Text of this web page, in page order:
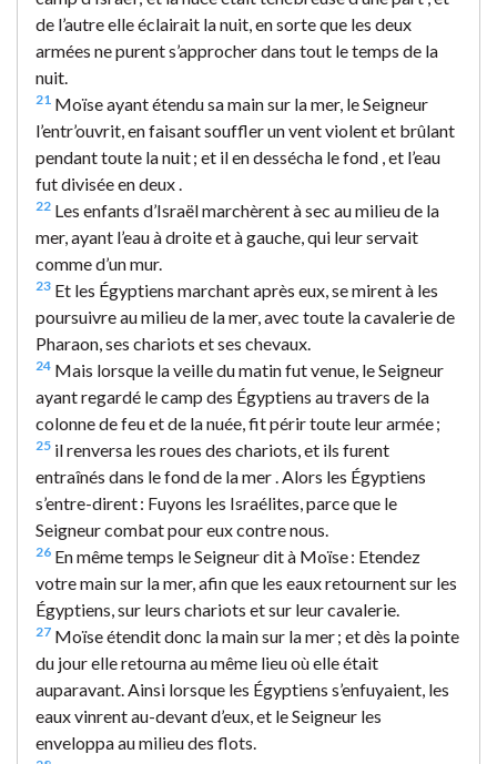
de l’autre elle éclairait la nuit, en sorte que les deux
armées ne purent s’approcher dans tout le temps de la
nuit.
21 Moïse ayant étendu sa main sur la mer, le Seigneur
l’entr’ouvrit, en faisant souffler un vent violent et brûlant
pendant toute la nuit ; et il en dessécha le fond , et l’eau
fut divisée en deux .
22 Les enfants d’Israël marchèrent à sec au milieu de la
mer, ayant l’eau à droite et à gauche, qui leur servait
comme d’un mur.
23 Et les Égyptiens marchant après eux, se mirent à les
poursuivre au milieu de la mer, avec toute la cavalerie de
Pharaon, ses chariots et ses chevaux.
24 Mais lorsque la veille du matin fut venue, le Seigneur
ayant regardé le camp des Égyptiens au travers de la
colonne de feu et de la nuée, fit périr toute leur armée ;
25 il renversa les roues des chariots, et ils furent
entraînés dans le fond de la mer . Alors les Égyptiens
s’entre-dirent : Fuyons les Israélites, parce que le
Seigneur combat pour eux contre nous.
26 En même temps le Seigneur dit à Moïse : Etendez
votre main sur la mer, afin que les eaux retournent sur les
Égyptiens, sur leurs chariots et sur leur cavalerie.
27 Moïse étendit donc la main sur la mer ; et dès la pointe
du jour elle retourna au même lieu où elle était
auparavant. Ainsi lorsque les Égyptiens s’enfuyaient, les
eaux vinrent au-devant d’eux, et le Seigneur les
enveloppa au milieu des flots.